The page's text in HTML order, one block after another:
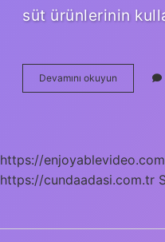
süt ürünlerinin
Devamını okuyun
Biberi
https://enjoyablevideo.com
https://cundaadasi.com.tr